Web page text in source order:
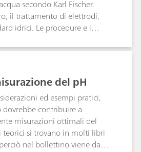
secondo Karl Fischer.
il trattamento di elettrodi,
idrici. Le procedure e i
del pH
ed esempi pratici,
contribuire a
misurazioni ottimali del
si trovano in molti libri
nel bollettino viene dato